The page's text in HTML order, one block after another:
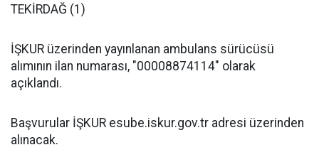
TEKİRDAĞ (1)
İŞKUR üzerinden yayınlanan ambulans sürücüsü
alımının ilan numarası, "00008874114" olarak
açıklandı.
Başvurular İŞKUR esube.iskur.gov.tr adresi üzerinden
alınacak.